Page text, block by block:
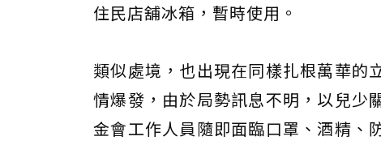
住民店舖冰箱，暫時使用。
類似處境，也出現在同樣扎根萬華的
情爆發，由於局勢訊息不明，以兒少
金會工作人員隨即面臨口罩、酒精、